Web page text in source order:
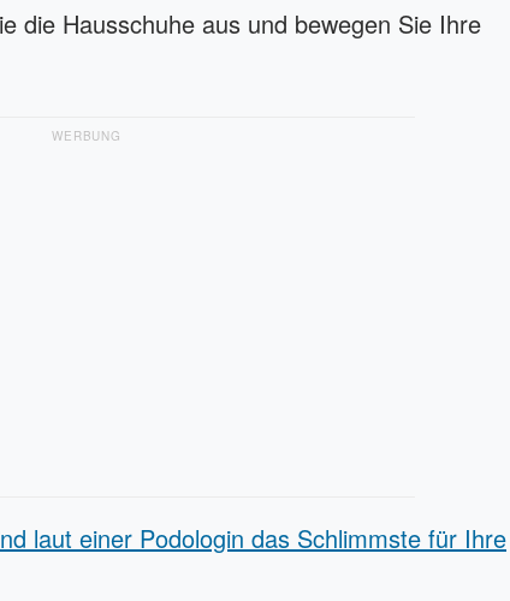
die Hausschuhe aus und bewegen Sie Ihre
WERBUNG
laut einer Podologin das Schlimmste für Ihre